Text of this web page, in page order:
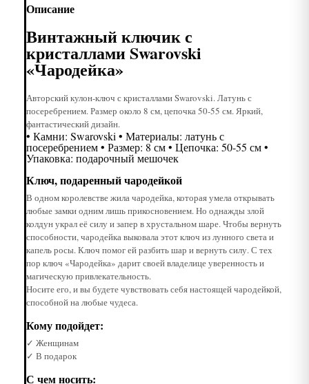
Описание
Винтажный ключик с
кристаллами Swarovski
«Чародейка»
Авторский кулон-ключ с кристаллами Swarovski. Латунь с
посеребрением. Размер около 8 см, цепочка 50-55 см. Яркий,
фантастический дизайн.
• Камни: Swarovski • Материалы: латунь с
посеребрением • Размер: 8 см • Цепочка: 50-55 см •
Упаковка: подарочный мешочек
Ключ, подаренный чародейкой
В одном королевстве жила чародейка, которая умела открывать
любые замки одним лишь прикосновением. Но однажды злой
колдун украл её силу и запер в хрустальном шаре. Чтобы вернуть
способности, чародейка выковала этот ключ из лунного света и
капель росы. Ключ помог ей разбить шар и вернуть силу. С тех
пор ключ «Чародейка» дарит своей владелице уверенность и
магическую привлекательность.
Носите его, и вы будете чувствовать себя настоящей чародейкой,
способной на любые чудеса.
Кому подойдет:
✓ Женщинам
✓ В подарок
С чем носить: